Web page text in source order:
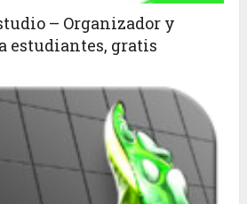
– Organizador y
estudiantes, gratis